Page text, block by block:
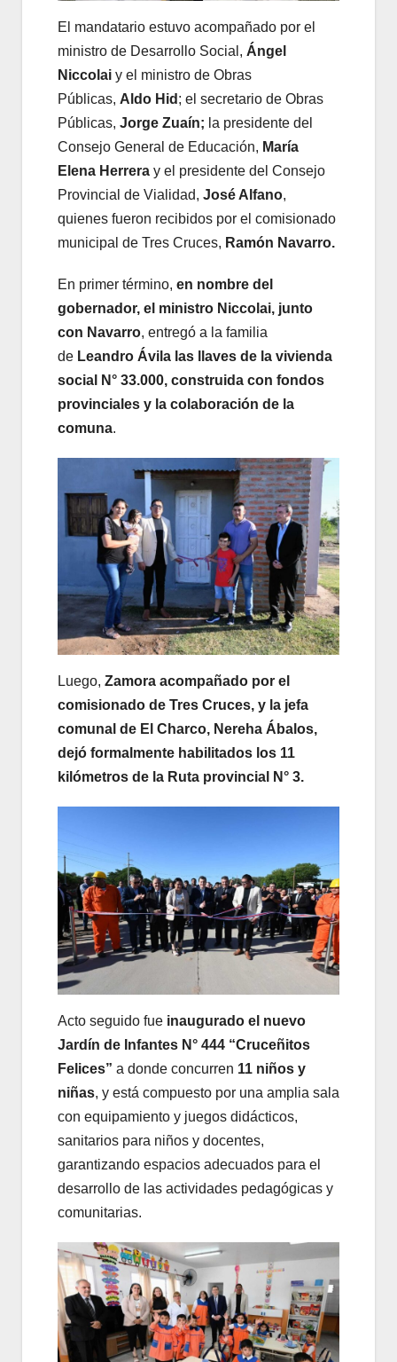
El mandatario estuvo acompañado por el
ministro de Desarrollo Social, Ángel
Niccolai y el ministro de Obras
Públicas, Aldo Hid ; el secretario de Obras
Públicas, Jorge Zuaín; la presidente del
Consejo General de Educación, María
Elena Herrera y el presidente del Consejo
Provincial de Vialidad, José Alfano,
quienes fueron recibidos por el comisionado
municipal de Tres Cruces, Ramón Navarro.
En primer término, en nombre del
gobernador, el ministro Niccolai, junto
con Navarro, entregó a la familia
de Leandro Ávila las llaves de la vivienda
social N° 33.000, construida con fondos
provinciales y la colaboración de la
comuna.
Luego, Zamora acompañado por el
comisionado de Tres Cruces, y la jefa
comunal de El Charco, Nereha Ábalos,
dejó formalmente habilitados los 11
kilómetros de la Ruta provincial N° 3.
Acto seguido fue inaugurado el nuevo
Jardín de Infantes N° 444 “Cruceñitos
Felices” a donde concurren 11 niños y
niñas, y está compuesto por una amplia sala
con equipamiento y juegos didácticos,
sanitarios para niños y docentes,
garantizando espacios adecuados para el
desarrollo de las actividades pedagógicas y
comunitarias.